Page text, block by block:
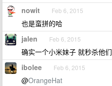
nowit Feb 6, 2015
也是蛮拼的哈
jalen Feb 6, 2015
确实一个小米妹子 就秒杀他
ibolee Feb 6, 2015
@OrangeHat